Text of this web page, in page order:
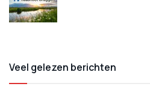
Veel gelezen berichten